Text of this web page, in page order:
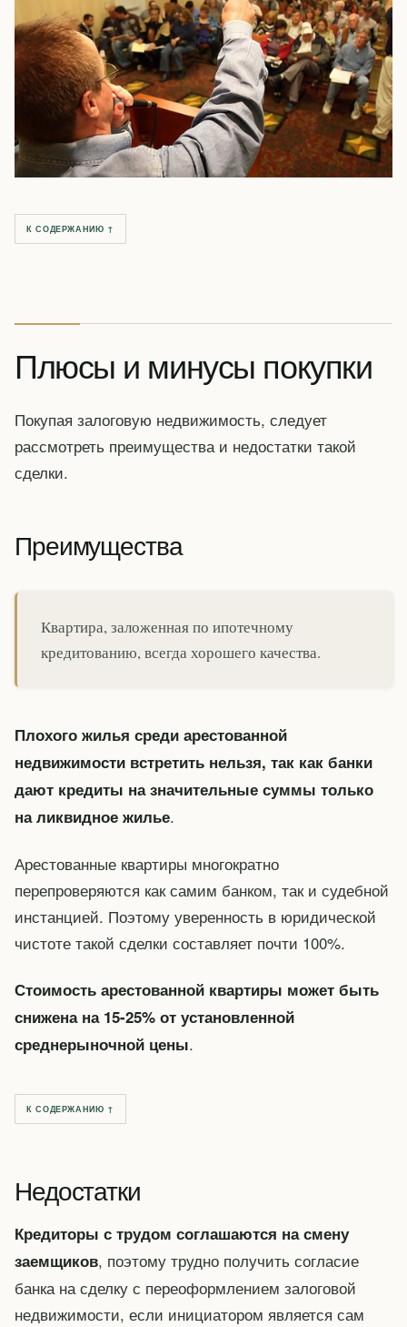
К СОДЕРЖАНИЮ ↑
Плюсы и минусы покупки
Покупая залоговую недвижимость, следует
рассмотреть преимущества и недостатки такой
сделки.
Преимущества
Квартира, заложенная по ипотечному
кредитованию, всегда хорошего качества.
Плохого жилья среди арестованной
недвижимости встретить нельзя, так как банки
дают кредиты на значительные суммы только
на ликвидное жилье.
Арестованные квартиры многократно
перепроверяются как самим банком, так и судебной
инстанцией. Поэтому уверенность в юридической
чистоте такой сделки составляет почти 100%.
Стоимость арестованной квартиры может быть
снижена на 15-25% от установленной
среднерыночной цены.
К СОДЕРЖАНИЮ ↑
Недостатки
Кредиторы с трудом соглашаются на смену
заемщиков, поэтому трудно получить согласие
банка на сделку с переоформлением залоговой
недвижимости, если инициатором является сам